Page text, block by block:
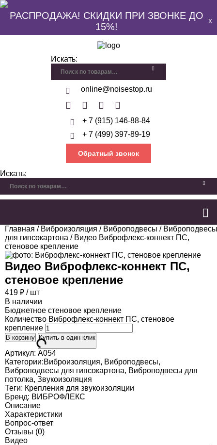
РАСПРОДАЖА! СКИДКИ ПРИ ЗВОНКЕ ДО
15%!
X
Искать:
online@noisestop.ru
+ 7 (915) 146-88-84
+ 7 (499) 397-89-19
Обратный звонок
Искать:
Главная / Виброизоляция / Виброподвесы / Виброподвесы
для гипсокартона / Видео Виброфлекс-коннект ПС,
стеновое крепление
Видео Виброфлекс-коннект ПС,
стеновое крепление
419 ₽ / шт
В наличии
Бюджетное стеновое крепление
Количество Виброфлекс-коннект ПС, стеновое
крепление
В корзину Купить в один клик
Артикул: A054
Категории:Виброизоляция, Виброподвесы,
Виброподвесы для гипсокартона, Виброподвесы для
потолка, Звукоизоляция
Теги: Крепления для звукоизоляции
Бренд: ВИБРОФЛЕКС
Описание
Характеристики
Вопрос-ответ
Отзывы (0)
Видео